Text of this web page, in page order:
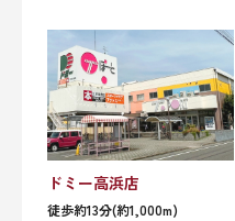
ドミー高浜店
徒歩約13分(約1,000m)